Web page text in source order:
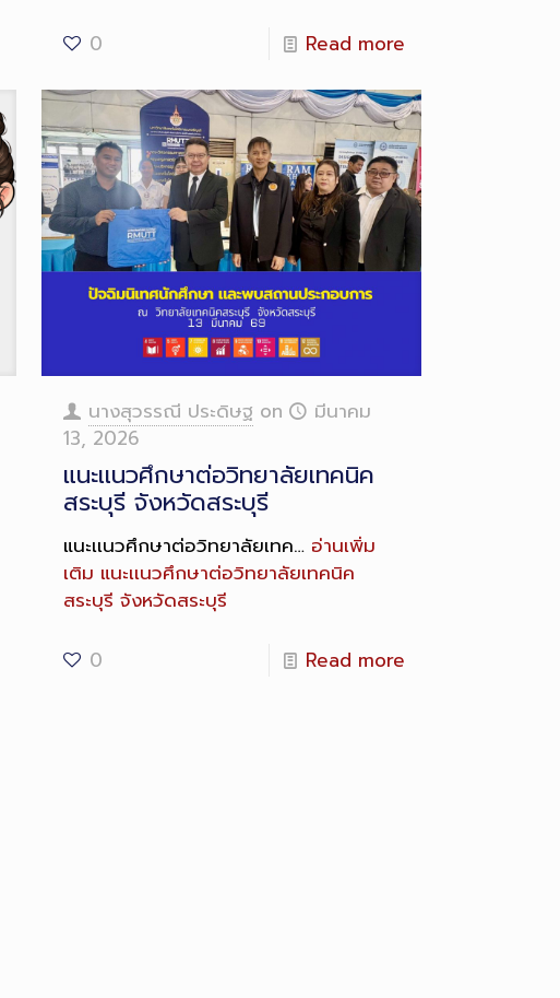
0 Read more
นางสุวรรณี ประดิษฐ on
มีนาคม
13, 2026
แนะเเนวศึกษาต่อวิทยาลัยเทคนิค
สระบุรี จังหวัดสระบุรี
แนะเเนวศึกษาต่อวิทยาลัยเทค… อ่านเพิ่ม
เติม แนะเเนวศึกษาต่อวิทยาลัยเทคนิค
สระบุรี จังหวัดสระบุรี
0 Read more